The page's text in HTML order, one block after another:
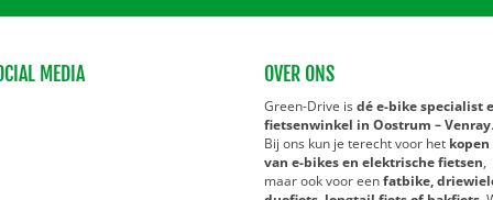
MEDIA OVER ONS
Green-Drive isdé e-bike specialist
fietsenwinkel in Oostrum – Venray.
Bij ons kun je terecht voor het kopen
van e-bikes en elektrische fietsen,
maar ook voor eenfatbike,